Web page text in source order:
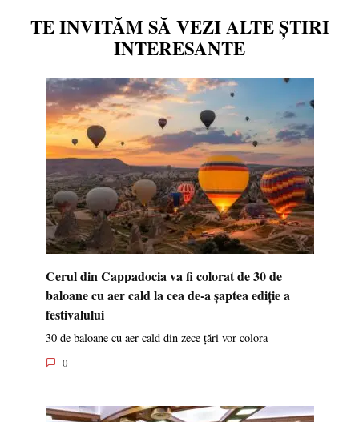
TE INVITĂM SĂ VEZI ALTE ȘTIRI
INTERESANTE
Cerul din Cappadocia va fi colorat de 30 de
baloane cu aer cald la cea de-a șaptea ediție a
festivalului
30 de baloane cu aer cald din zece țări vor colora
0